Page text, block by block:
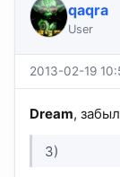
qaqra
User
2013-02-19
Dream,
3)